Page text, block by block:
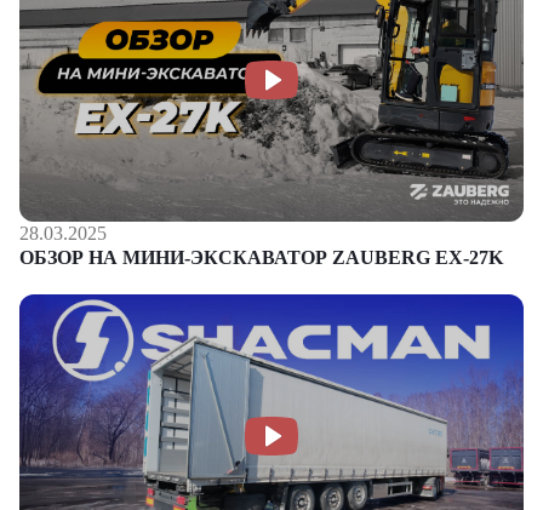
28.03.2025
ОБЗОР НА МИНИ-ЭКСКАВАТОР ZAUBERG EX-27K